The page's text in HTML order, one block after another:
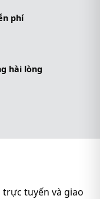
phí
hài lòng
tuyến và giao